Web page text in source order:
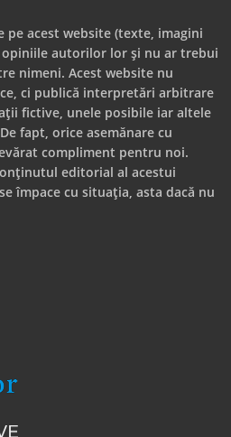
pe acest website (texte, imagini
autorilor lor și nu ar trebui
nimeni. Acest website nu
ci publică interpretări arbitrare
fictive, unele posibile iar altele
fapt, orice asemănare cu
compliment pentru noi.
editorial al acestui
împace cu situația, asta dacă nu